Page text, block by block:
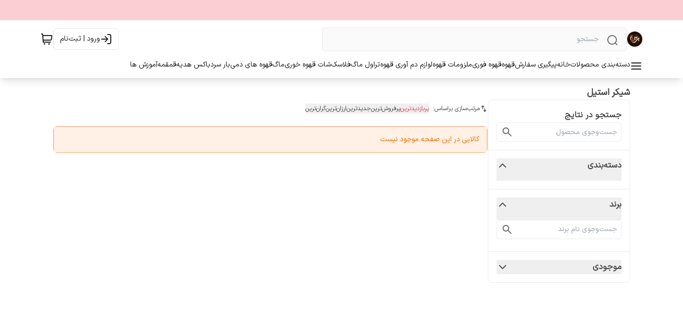
ورود | ثبت‌نام
دسته‌بندی محصولاتخانهپیگیری سفارشقهوهقهوه فوریملزومات قهوهلوازم دم آوری قهوهتراول ماگفلاسکشات قهوه خوریماگقهوه های دمیبار سردباکس هدیهقمقمهآموزش ها
شیکر استیل
جستجو در نتایج
دسته‌بندی
برند
موجودی
مرتب‌سازی براساس: پربازدیدترینپرفروش‌ترینجدیدترینارزان‌ترینگران‌ترین
کالایی در این صفحه موجود نیست